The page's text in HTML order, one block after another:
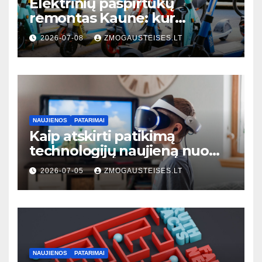
remontas Kaune: kur
kreiptis, kiek kainuoja ir kaip
išvengti dažniausių gedimų
2026-07-08 ZMOGAUSTEISES.LT
NAUJIENOS PATARIMAI
Kaip atskirti patikimą
technologijų naujieną nuo
klaidinančios: 7 praktiniai
požymiai
2026-07-05 ZMOGAUSTEISES.LT
NAUJIENOS PATARIMAI